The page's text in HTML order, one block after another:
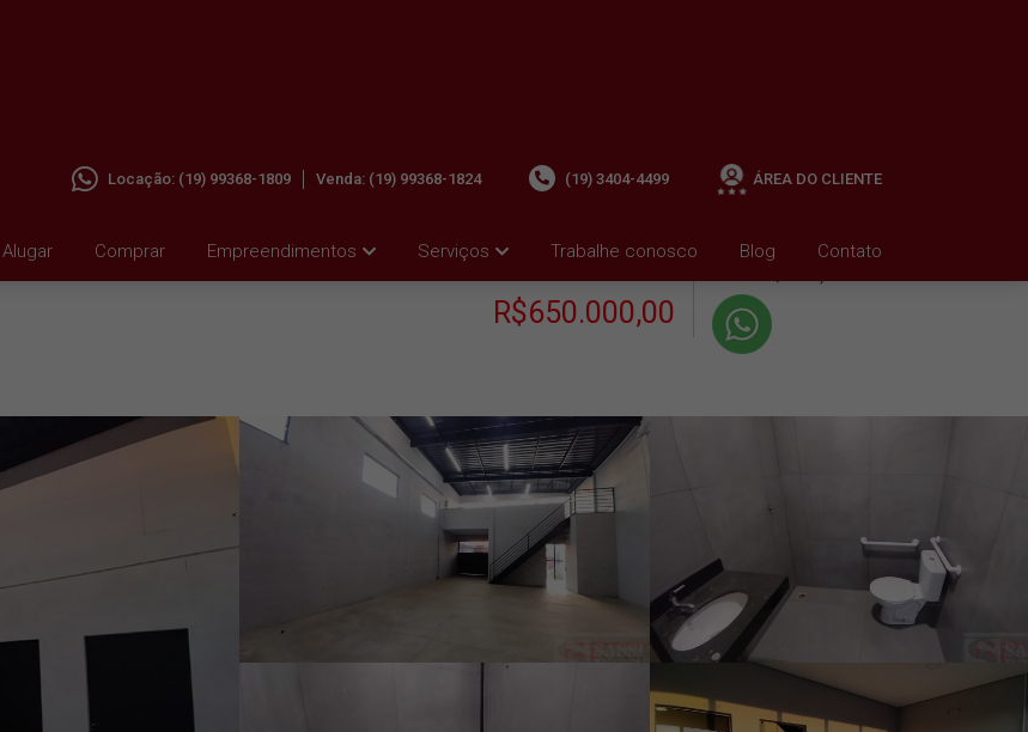
Alugar Comprar Empreendimentos Serviços Trabalhe conosco Blog Contato
Locação: (19) 99368-1809 Venda: (19) 99368-1824 (19) 3404-4499 ÁREA DO CLIENTE
R$650.000,00
+ Condomínio R$0,00